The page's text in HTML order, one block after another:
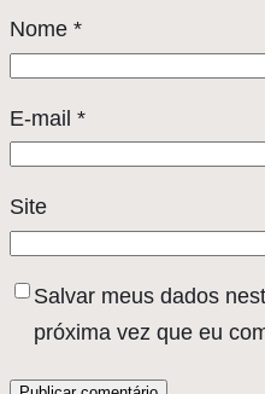
Nome *
E-mail *
Site
Salvar meus dados
próxima vez que eu